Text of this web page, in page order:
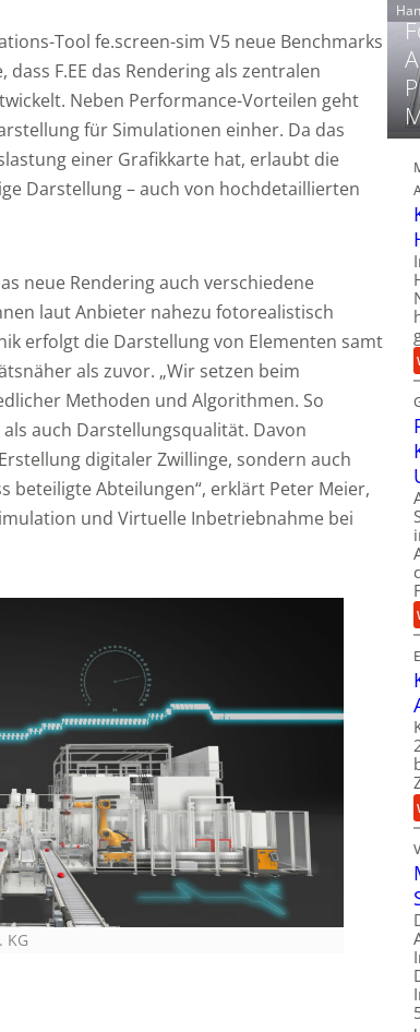
Tool fe.screen-sim V5 neue Benchmarks
F.EE das Rendering als zentralen
Neben Performance-Vorteilen geht
für Simulationen einher. Da das
einer Grafikkarte hat, erlaubt die
Darstellung – auch von hochdetaillierten
neue Rendering auch verschiedene
laut Anbieter nahezu fotorealistisch
erfolgt die Darstellung von Elementen samt
als zuvor. „Wir setzen beim
Methoden und Algorithmen. So
auch Darstellungsqualität. Davon
digitaler Zwillinge, sondern auch
beteiligte Abteilungen“, erklärt Peter Meier,
und Virtuelle Inbetriebnahme bei
KG